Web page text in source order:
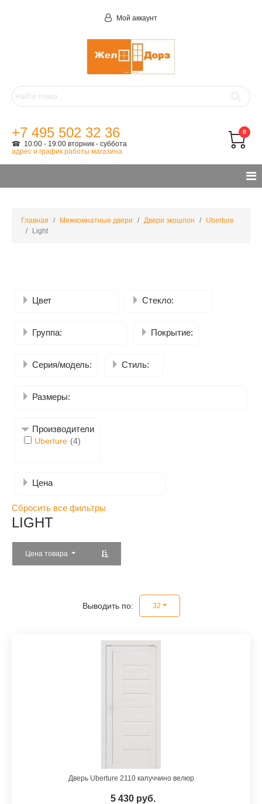
Мой аккаунт
+7 495 502 32 36
☎ 10:00 - 19:00 вторник - суббота
адрес и график работы магазина
0
Главная Межкомнатные двери Двери экошпон
Uberture
Light
Цвет
капучино Стекло:
Группа:
Межкомнатные двери Покрытие:
Серия/модель: Стиль:
Размеры:
Производители
Uberture (4)
Цена
руб.до
Сбросить все фильтры
LIGHT
Цена товара
Выводить по: 32
Дверь Uberture 2110 капуччино велюр
5 430 руб.